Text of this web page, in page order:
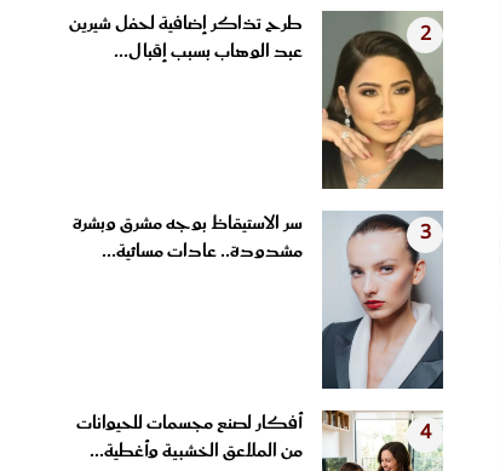
2
طرح تذاكر إضافية لحفل شيرين
عبد الوهاب بسبب إقبال...
3
سر الاستيقاظ بوجه مشرق وبشرة
مشدودة.. عادات مسائية...
4
أفكار لصنع مجسمات للحيوانات
من الملاعق الخشبية وأغطية...